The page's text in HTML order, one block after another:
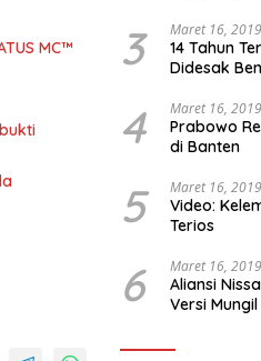
MC™
3 Maret 16, 2019
14 Tahun
Didesak
4 Maret 16, 2019
Prabowo
di Banten
5 Maret 16, 2019
Video:
Terios
6 Maret 16, 2019
Aliansi
Versi Mungil